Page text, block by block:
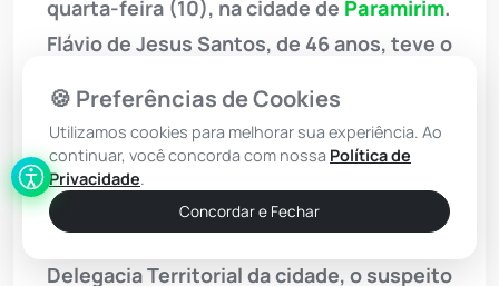
quarta-feira (10), na cidade de Paramirim.
Flávio de Jesus Santos, de 46 anos, teve o
residência, naquele município, com sinais
aparentes de lesões provocadas por
instrumento perfurocortante.
Segundo as apurações realizadas pela
Delegacia Territorial da cidade, o suspeito
🍪 Preferências de Cookies
Utilizamos cookies para melhorar sua experiência. Ao
continuar, você concorda com nossa Política de
Privacidade.
Concordar e Fechar